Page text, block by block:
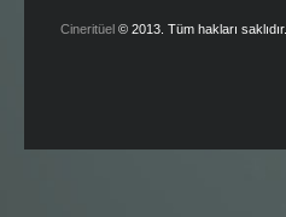
Cineritüel © 2013. Tüm hakları saklıdır.